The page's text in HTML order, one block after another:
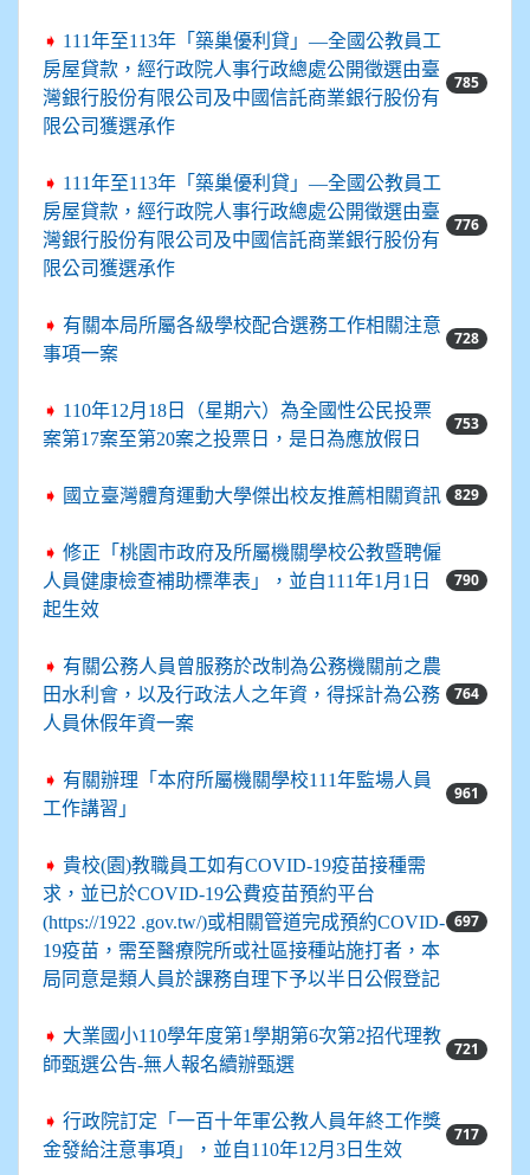
➧ 111年至113年「築巢優利貸」—全國公教員工
房屋貸款，經行政院人事行政總處公開徵選由臺
灣銀行股份有限公司及中國信託商業銀行股份有
限公司獲選承作
785
➧ 111年至113年「築巢優利貸」—全國公教員工
房屋貸款，經行政院人事行政總處公開徵選由臺
灣銀行股份有限公司及中國信託商業銀行股份有
限公司獲選承作
776
➧ 有關本局所屬各級學校配合選務工作相關注意
事項一案
728
➧ 110年12月18日（星期六）為全國性公民投票
案第17案至第20案之投票日，是日為應放假日
753
➧ 國立臺灣體育運動大學傑出校友推薦相關資訊 829
➧ 修正「桃園市政府及所屬機關學校公教暨聘僱
人員健康檢查補助標準表」，並自111年1月1日
起生效
790
➧ 有關公務人員曾服務於改制為公務機關前之農
田水利會，以及行政法人之年資，得採計為公務
人員休假年資一案
764
➧ 有關辦理「本府所屬機關學校111年監場人員
工作講習」
961
➧ 貴校(園)教職員工如有COVID-19疫苗接種需
求，並已於COVID-19公費疫苗預約平台
(https://1922 .gov.tw/)或相關管道完成預約COVID-
19疫苗，需至醫療院所或社區接種站施打者，本
局同意是類人員於課務自理下予以半日公假登記
697
➧ 大業國小110學年度第1學期第6次第2招代理教
師甄選公告-無人報名續辦甄選
721
➧ 行政院訂定「一百十年軍公教人員年終工作獎
金發給注意事項」，並自110年12月3日生效
717